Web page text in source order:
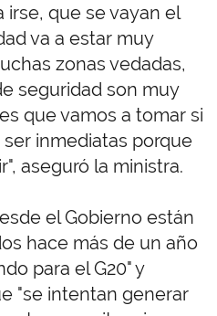
irse, que se vayan el
va a estar muy
zonas vedadas,
seguridad son muy
que vamos a tomar si
inmediatas porque
aseguró la ministra.
el Gobierno están
hace más de un año
para el G20" y
"se intentan generar